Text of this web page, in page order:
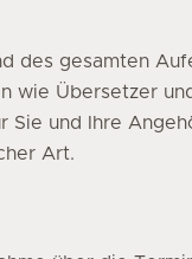
des gesamten
wie Übersetzer
Sie und Ihre
Art.